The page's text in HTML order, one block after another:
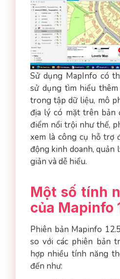
Sử dụng MapInfo có
sử dụng tìm hiểu
trong tập dữ liệu, mô
địa lý có mặt trên bản
điểm nổi trội như thế,
xem là công cụ hỗ trợ
động kinh doanh, quản
giản và dễ hiểu.
Một số tính
của Mapinfo
Phiên bản Mapinfo
so với các phiên bản
hợp nhiều tính năng
đến như: